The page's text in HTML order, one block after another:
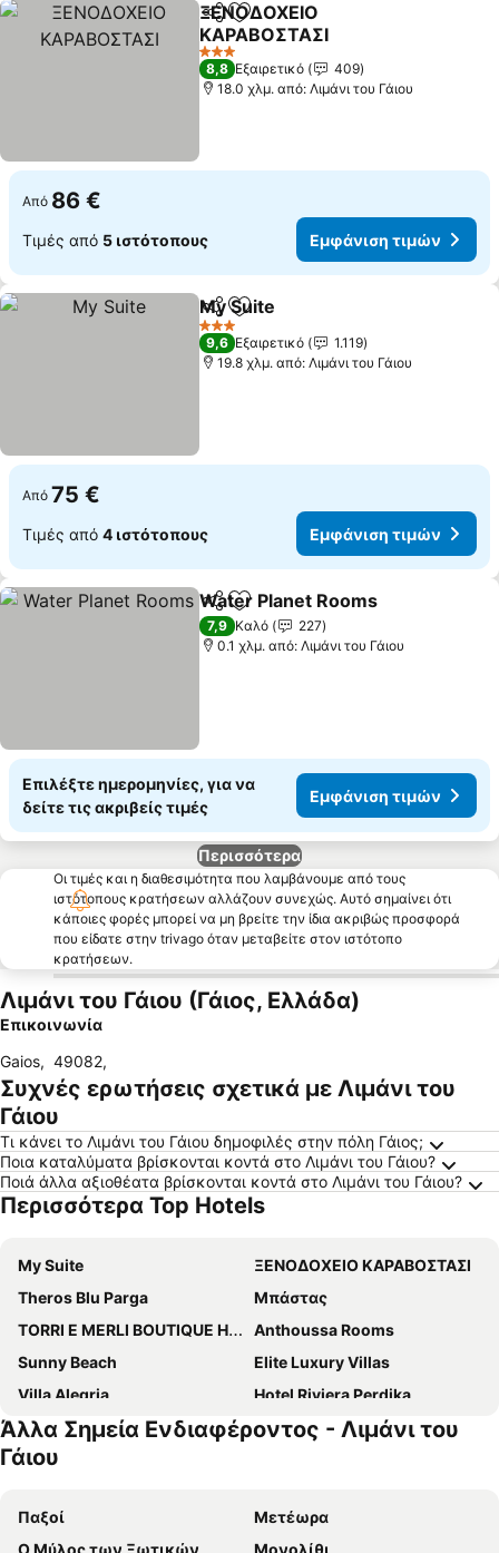
Κοινοποίηση
Προσθήκη στα αγαπημένα
ΞΕΝΟΔΟΧΕΙΟ
ΚΑΡΑΒΟΣΤΑΣΙ
3 Αστέρια
8,8 Εξαιρετικό
409
18.0 χλμ. από: Λιμάνι του Γάιου
Από 86 €
Τιμές από 5 ιστότοπους Εμφάνιση τιμών
Κοινοποίηση
Προσθήκη στα αγαπημένα
My Suite
3 Αστέρια
9,6 Εξαιρετικό
1.119
19.8 χλμ. από: Λιμάνι του Γάιου
Από 75 €
Τιμές από 4 ιστότοπους Εμφάνιση τιμών
Κοινοποίηση
Προσθήκη στα αγαπημένα
Water Planet Rooms
7,9 Καλό
227
0.1 χλμ. από: Λιμάνι του Γάιου
Επιλέξτε ημερομηνίες, για να
δείτε τις ακριβείς τιμές
Εμφάνιση τιμών
Περισσότερα
Οι τιμές και η διαθεσιμότητα που λαμβάνουμε από τους
ιστότοπους κρατήσεων αλλάζουν συνεχώς. Αυτό σημαίνει ότι
κάποιες φορές μπορεί να μη βρείτε την ίδια ακριβώς προσφορά
που είδατε στην trivago όταν μεταβείτε στον ιστότοπο
κρατήσεων.
Λιμάνι του Γάιου (Γάιος, Ελλάδα)
Επικοινωνία
Gaios, 49082,
Συχνές ερωτήσεις σχετικά με Λιμάνι του
Γάιου
Τι κάνει το Λιμάνι του Γάιου δημοφιλές στην πόλη Γάιος;
Ποια καταλύματα βρίσκονται κοντά στο Λιμάνι του Γάιου?
Ποιά άλλα αξιοθέατα βρίσκονται κοντά στο Λιμάνι του Γάιου?
Περισσότερα Top Hotels
My Suite
ΞΕΝΟΔΟΧΕΙΟ ΚΑΡΑΒΟΣΤΑΣΙ
Theros Blu Parga
Μπάστας
TORRI E MERLI BOUTIQUE HOTEL
Anthoussa Rooms
Sunny Beach
Elite Luxury Villas
Villa Alegria
Hotel Riviera Perdika
The Captain's House Boutique Hotel
Vassilis Guest House
Sunset Apartments
Amfitriti
Πέτρος Στούντιος
Άλλα Σημεία Ενδιαφέροντος - Λιμάνι του
Γάιου
Παξοί
Μετέωρα
Ο Μύλος των Ξωτικών
Μονολίθι